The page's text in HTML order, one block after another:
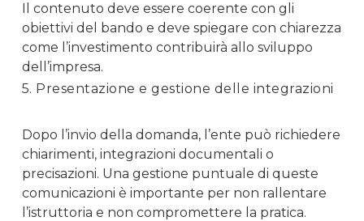
Il contenuto deve essere coerente con gli
obiettivi del bando e deve spiegare con chiarezza
come l’investimento contribuirà allo sviluppo
dell’impresa.
5. Presentazione e gestione delle integrazioni
Dopo l’invio della domanda, l’ente può richiedere
chiarimenti, integrazioni documentali o
precisazioni. Una gestione puntuale di queste
comunicazioni è importante per non rallentare
l’istruttoria e non compromettere la pratica.